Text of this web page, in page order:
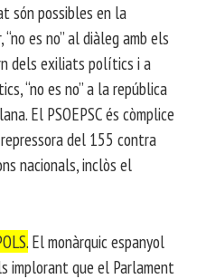
són possibles en la
es no” al diàleg amb els
dels exiliats polítics i a
“no es no” a la república
El PSOEPSC és còmplice
repressora del 155 contra
nacionals, inclòs el
El monàrquic espanyol
implorant que el Parlament